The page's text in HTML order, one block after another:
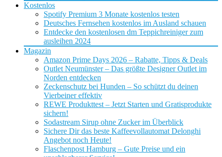
Kostenlos
Spotify Premium 3 Monate kostenlos testen
Deutsches Fernsehen kostenlos im Ausland schauen
Entdecke den kostenlosen dm Teppichreiniger zum
ausleihen 2024
Magazin
Amazon Prime Days 2026 – Rabatte, Tipps & Deals
Outlet Neumünster – Das größte Designer Outlet im
Norden entdecken
Zeckenschutz bei Hunden – So schützt du deinen
Vierbeiner effektiv
REWE Produkttest – Jetzt Starten und Gratisprodukte
sichern!
Sodastream Sirup ohne Zucker im Überblick
Sichere Dir das beste Kaffeevollautomat Delonghi
Angebot noch Heute!
Flaschenpost Hamburg – Gute Preise und ein